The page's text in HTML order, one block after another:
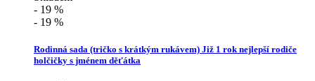
- 19 %
- 19 %
Rodinná sada (tričko s krátkým rukávem) Již 1 rok nejlepší rodiče
holčičky s jménem děťátka